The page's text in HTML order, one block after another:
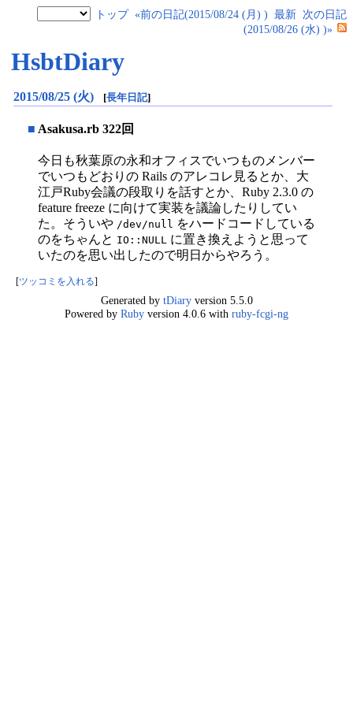
トップ «前の日記(2015/08/24 (月) ) 最新 次の日記
(2015/08/26 (水) )»
HsbtDiary
2015/08/25 (火) [長年日記]
■ Asakusa.rb 322回
今日も秋葉原の永和オフィスでいつものメンバー
でいつもどおりの Rails のアレコレ見るとか、大
江戸Ruby会議の段取りを話すとか、Ruby 2.3.0 の
feature freeze に向けて実装を議論したりしてい
た。そういや /dev/null をハードコードしている
のをちゃんと IO::NULL
に置き換えようと思って
いたのを思い出したので明日からやろう。
[ツッコミを入れる]
Generated by tDiaryversion 5.5.0
Powered by Ruby version 4.0.6 with ruby-fcgi-ng